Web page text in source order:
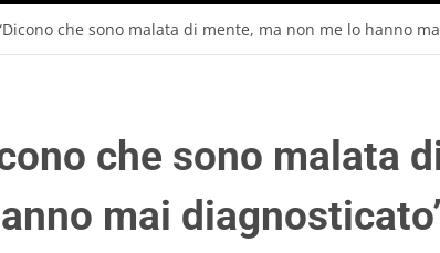
che sono malata di mente, ma non me lo hanno
che sono malata
mai